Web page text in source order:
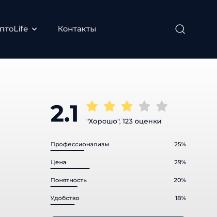
Контакты
2.1 "Хорошо", 123 оценки
Профессионализм 25%
Цена 29%
Понятность 20%
Удобство 18%